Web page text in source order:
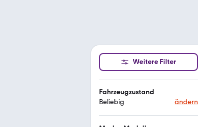
Weitere Filter
Fahrzeugzustand
Beliebig
ändern